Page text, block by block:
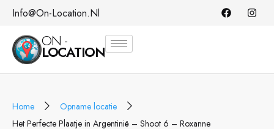
Info@on-Location.nl
ON -
LOCATION
Home
Opname locatie
Het Perfecte Plaatje in Argentinië – Shoot 6 – Roxanne